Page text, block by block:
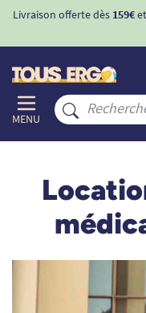
Livraison offerte dès 159€
MENU